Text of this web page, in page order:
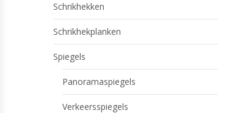
Schrikhekken
Schrikhekplanken
Spiegels
Panoramaspiegels
Verkeersspiegels